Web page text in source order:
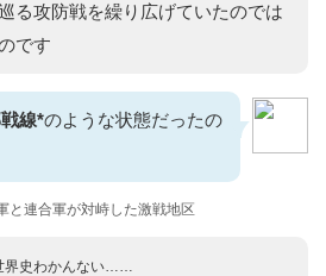
る攻防戦を繰り広げていたのでは
です
線*のような状態だったの
と連合軍が対峙した激戦地区
界史わかんない……